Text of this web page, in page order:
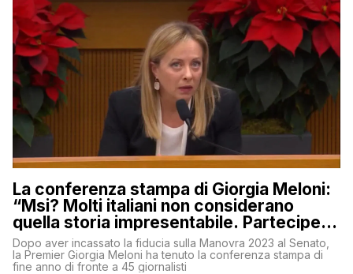
La conferenza stampa di Giorgia Meloni:
“Msi? Molti italiani non considerano
quella storia impresentabile. Parteciperò
al 25 aprile”
Dopo aver incassato la fiducia sulla Manovra 2023 al Senato,
la Premier Giorgia Meloni ha tenuto la conferenza stampa di
fine anno di fronte a 45 giornalisti